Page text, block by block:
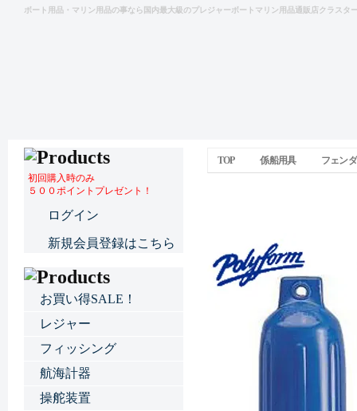
ボート用品・マリン用品の事なら国内最大級のプレジャーボートマリン用品通販店クラスタ
TOP 係船用具 フェン
初回購入時のみ
５００ポイントプレゼント！
ログイン
新規会員登録はこちら
お買い得SALE！
レジャー
フィッシング
航海計器
操舵装置